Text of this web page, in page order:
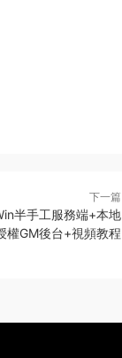
下一篇
半手工服務端+本地
權GM後台+視頻教程